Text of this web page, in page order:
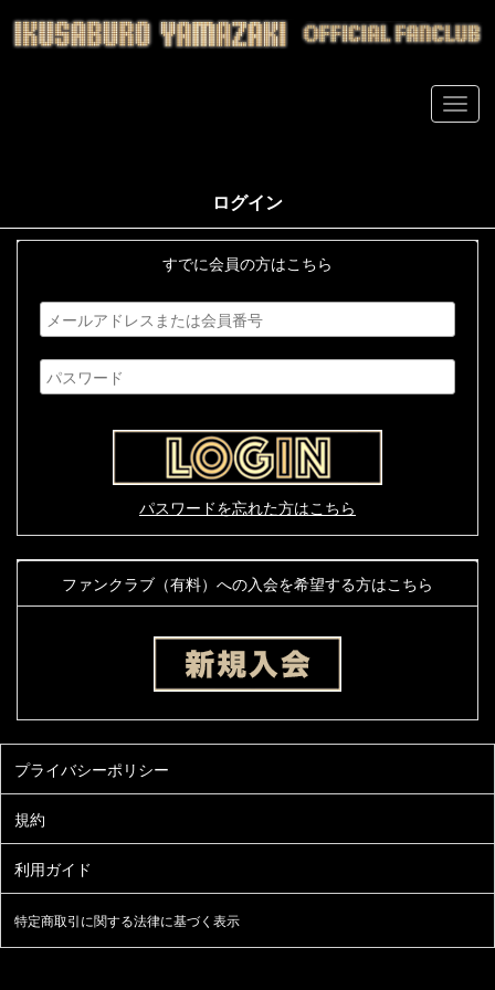
ログイン
すでに会員の方はこちら
パスワードを忘れた方はこちら
ファンクラブ（有料）への入会を希望する方はこちら
特定商取引に関する法律に基づく表示